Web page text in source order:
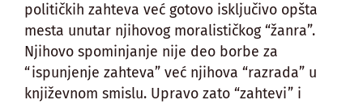
političkih zahteva već gotovo isključivo opšta
mesta unutar njihovog moralističkog “žanra”.
Njihovo spominjanje nije deo borbe za
“ispunjenje zahteva” već njihova “razrada” u
književnom smislu. Upravo zato “zahtevi” i